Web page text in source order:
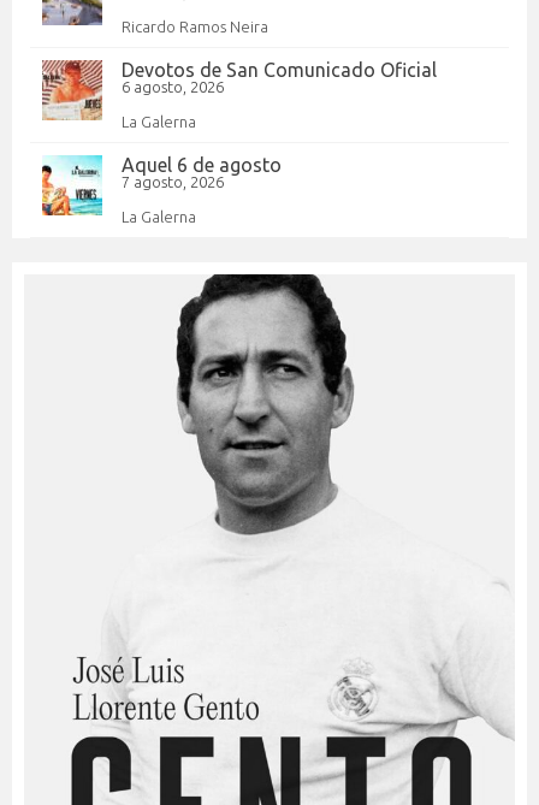
Ricardo Ramos Neira
Devotos de San Comunicado Oficial
6 agosto, 2026
La Galerna
Aquel 6 de agosto
7 agosto, 2026
La Galerna